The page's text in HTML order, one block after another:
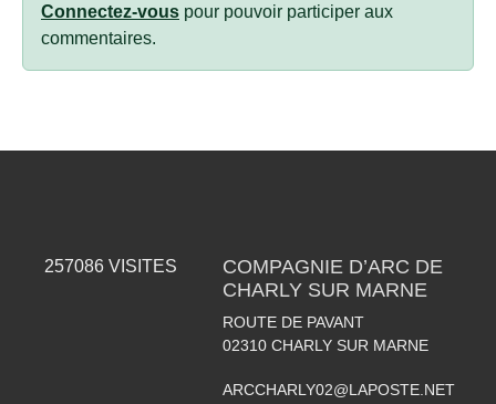
Connectez-vous pour pouvoir participer aux
commentaires.
257086 VISITES
COMPAGNIE D’ARC DE
CHARLY SUR MARNE
ROUTE DE PAVANT
02310 CHARLY SUR MARNE
ARCCHARLY02@LAPOSTE.NET